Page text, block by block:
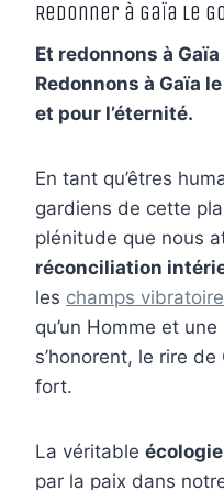
Redonner à Gaïa le
Et redonnons à
Redonnons à Gaïa
et pour l’éternité.
En tant qu’êtres
gardiens de cette
plénitude que nous
réconciliation
les champs
qu’un Homme et
s’honorent, le rire
fort.
La véritable
par la paix dans